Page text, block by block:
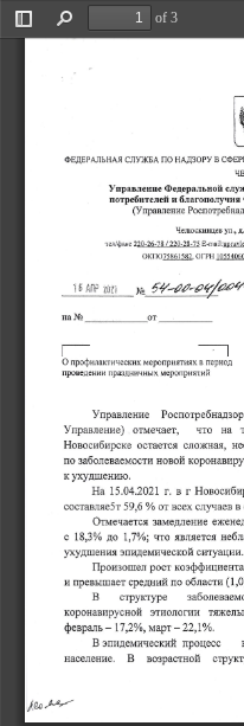
Toggle
Find
of 3
ФЕдЕрАльнАя служБА по нАдзору в
Управление Федеральной
потребителей и благополучия
⠀Управление
Челюскинцев ул⸀Ⰰ
те⸀㬀爀椀факс (ᄀ)(ᄀ) ⴀ(ᄀ)㘀ⴀ㄀㠀 一(ᄀ)(ᄀ) ⴀ(ᄀ)㠀ⴀ㜀㔀 Еⴀп氀а椀氀㨀чргач氀
окпо㜀㔀 㠀㘀 㔀㠀(ᄀ)⸀ огрн 氀 㔀㔀㐀 㘀
椀 ý дГ氀Ё 椀昀椀椀氀 一最
на 一猀 от
гⴀ
О профилактических меропрнятиях в период
проведении праздничных мероприятий
Управление
Управление⤀ отмечаетⰀ что на
Новосибирске остается слох琀наяⰀ
по забопеваемости новой
к 紀䐀⠀удшению⸀
На ㄀㔀⸀ 㐀⸀(ᄀ) (ᄀ)䤀 г⸀ в г
составляе㔀т 㔀㤀Ⰰ㘀 夀о от всех ал爀䤀аев в
Отмечается замедление
с 氀㠀Ⰰ㌀ 一漀 ло 簀Ⰰ㜀夀а㬀 что яв䨀唀䤀ется
ухудшен ия эпидемической ситуации⸀
Произошел рост коэффициента
и превышает средний по области ⠀㄀Ⰰ
В структуре
коронавирусной
этиологии
февраль ⴀ ㄀㜀 Ⰰ(ᄀ) 一оⰀ март ⴀ (ᄀ)(ᄀ)Ⰰ簀Уо⸀
В эп爀椀демический процесс
население⸀ В возрастной
ⰀлⰀфa/cЧ